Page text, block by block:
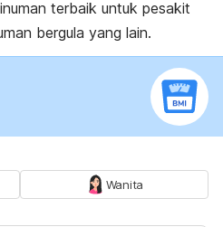
terbaik untuk pesakit
bergula yang lain.
Wanita